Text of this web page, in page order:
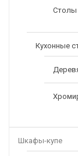
Столы
Кухонные
Шкафы-купе